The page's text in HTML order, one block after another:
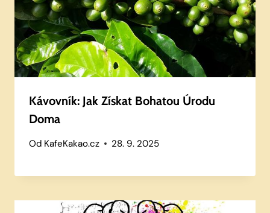
Kávovník: Jak Získat Bohatou Úrodu
Doma
Od KafeKakao.cz 28. 9. 2025